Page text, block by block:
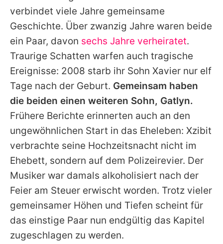
verbindet viele Jahre gemeinsame
Geschichte. Über zwanzig Jahre waren beide
ein Paar, davon sechs Jahre verheiratet.
Traurige Schatten warfen auch tragische
Ereignisse: 2008 starb ihr Sohn Xavier nur elf
Tage nach der Geburt. Gemeinsam haben
die beiden einen weiteren Sohn, Gatlyn.
Frühere Berichte erinnerten auch an den
ungewöhnlichen Start in das Eheleben: Xzibit
verbrachte seine Hochzeitsnacht nicht im
Ehebett, sondern auf dem Polizeirevier. Der
Musiker war damals alkoholisiert nach der
Feier am Steuer erwischt worden. Trotz vieler
gemeinsamer Höhen und Tiefen scheint für
das einstige Paar nun endgültig das Kapitel
zugeschlagen zu werden.